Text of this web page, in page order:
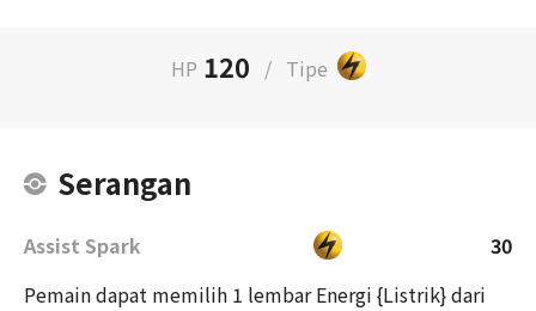
HP 120 / Tipe
Serangan
Assist Spark
30
Pemain dapat memilih 1 lembar Energi {Listrik} dari